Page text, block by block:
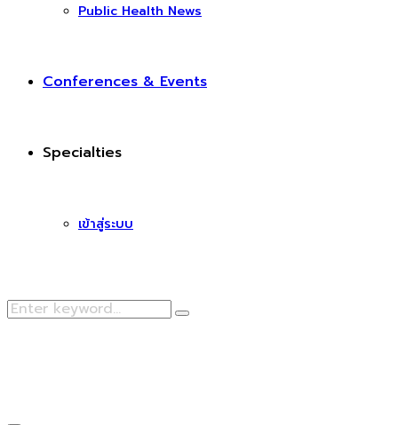
Public Health News
Conferences & Events
Specialties
เข้าสู่ระบบ
Search
Search